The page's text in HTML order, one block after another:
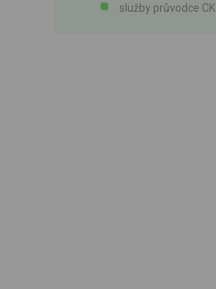
služby průvodce CK